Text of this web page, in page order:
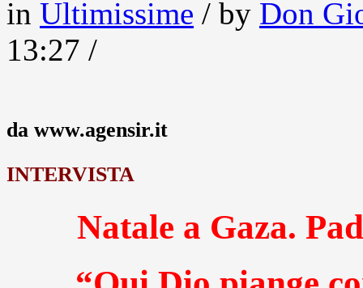
in Ultimissime / by Don
13:27 /
da www.agensir.it
INTERVISTA
Natale a Gaza.